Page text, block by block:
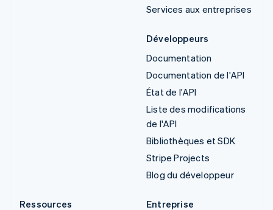
Services aux entreprises
Développeurs
Documentation
Documentation de l'API
État de l'API
Liste des modifications
de l'API
Bibliothèques et SDK
Stripe Projects
Blog du développeur
Ressources
Entreprise